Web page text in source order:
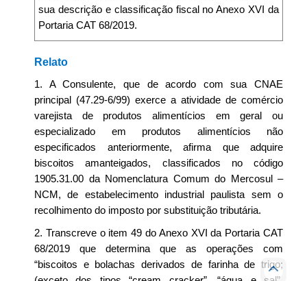
sua descrição e classificação fiscal no Anexo XVI da
Portaria CAT 68/2019.
Relato
1. A Consulente, que de acordo com sua CNAE
principal (47.29-6/99) exerce a atividade de comércio
varejista de produtos alimentícios em geral ou
especializado em produtos alimentícios não
especificados anteriormente, afirma que adquire
biscoitos amanteigados, classificados no código
1905.31.00 da Nomenclatura Comum do Mercosul –
NCM, de estabelecimento industrial paulista sem o
recolhimento do imposto por substituição tributária.
2. Transcreve o item 49 do Anexo XVI da Portaria CAT
68/2019 que determina que as operações com
“biscoitos e bolachas derivados de farinha de trigo;